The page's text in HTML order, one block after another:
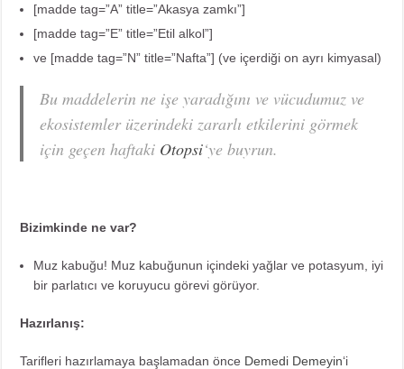
[madde tag=”A” title=”Akasya zamkı”]
[madde tag=”E” title=”Etil alkol”]
ve [madde tag=”N” title=”Nafta”] (ve içerdiği on ayrı kimyasal)
Bu maddelerin ne işe yaradığını ve vücudumuz ve
ekosistemler üzerindeki zararlı etkilerini görmek
için geçen haftaki Otopsi‘ye buyrun.
Bizimkinde ne var?
Muz kabuğu! Muz kabuğunun içindeki yağlar ve potasyum, iyi
bir parlatıcı ve koruyucu görevi görüyor.
Hazırlanış:
Tarifleri hazırlamaya başlamadan önce Demedi Demeyin‘i